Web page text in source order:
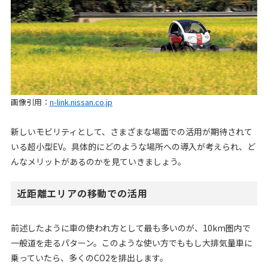
画像引用： n-link.nissan.co.jp
新しいモビリティとして、さまざまな場面での活用が期待されて
いる超小型EV。具体的にどのような場所への導入が考えられ、ど
んなメリットがあるのかを見ていきましょう。
近距離エリアの移動での活用
前述したように車の使われ方として最も多いのが、10km圏内で
一般道を走るパターン。このような使い方でももし大排気量車に
乗っていたら、多くのCO2を排出します。